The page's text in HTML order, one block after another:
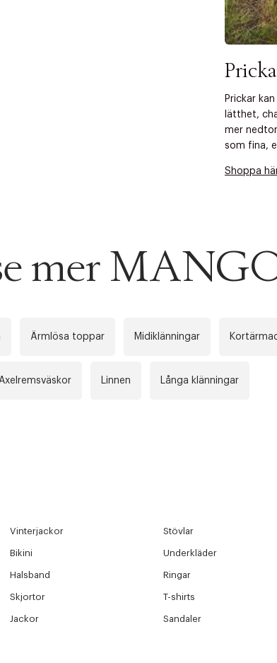
Prickar
lätthet,
mer
som fina,
Shoppa
mer
Ärmlösa toppar Midiklänningar
Linnen Långa klänningar
Vinterjackor Stövlar
Bikini Underkläder
Halsband Ringar
Skjortor T-shirts
Jackor Sandaler